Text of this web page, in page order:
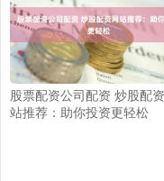
股票配资公司配资 炒股配
站推荐：助你投资更轻松